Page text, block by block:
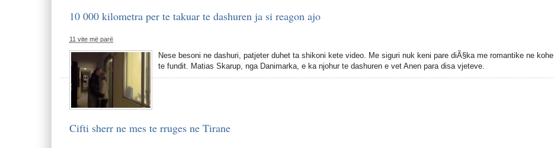
10 000 kilometra per te takuar te dashuren ja si reagon ajo
11 vite më parë
Nese besoni ne dashuri, patjeter duhet ta shikoni kete video. Me siguri nuk keni pare diÃ§ka me romantike ne kohe
te fundit. Matias Skarup, nga Danimarka, e ka njohur te dashuren e vet Anen para disa vjeteve.
Cifti sherr ne mes te rruges ne Tirane